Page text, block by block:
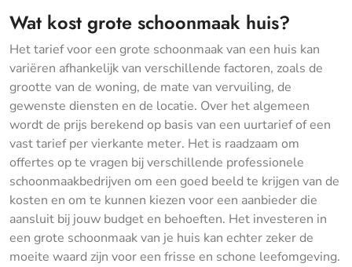
Wat kost grote schoonmaak huis?
Het tarief voor een grote schoonmaak van een huis kan
variëren afhankelijk van verschillende factoren, zoals de
grootte van de woning, de mate van vervuiling, de
gewenste diensten en de locatie. Over het algemeen
wordt de prijs berekend op basis van een uurtarief of een
vast tarief per vierkante meter. Het is raadzaam om
offertes op te vragen bij verschillende professionele
schoonmaakbedrijven om een goed beeld te krijgen van de
kosten en om te kunnen kiezen voor een aanbieder die
aansluit bij jouw budget en behoeften. Het investeren in
een grote schoonmaak van je huis kan echter zeker de
moeite waard zijn voor een frisse en schone leefomgeving.